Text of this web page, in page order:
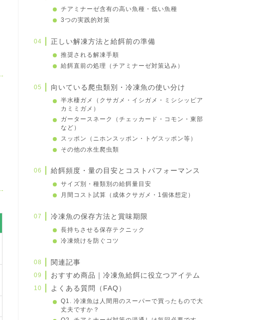
チアミナーゼ含有の高い魚種・低い魚種
3つの実践的対策
正しい解凍方法と給餌前の準備
推奨される解凍手順
給餌直前の処理（チアミナーゼ対策込み）
向いている爬虫類別・冷凍魚の使い分け
半水棲ガメ（クサガメ・イシガメ・ミシシッピア
カミミガメ）
ガータースネーク（チェッカード・コモン・東部
など）
スッポン（ニホンスッポン・トゲスッポン等）
その他の水生爬虫類
給餌頻度・量の目安とコストパフォーマンス
サイズ別・種類別の給餌量目安
月間コスト試算（成体クサガメ・1個体想定）
冷凍魚の保存方法と賞味期限
長持ちさせる保存テクニック
冷凍焼けを防ぐコツ
関連記事
おすすめ商品｜冷凍魚給餌に役立つアイテム
よくある質問（FAQ）
Q1. 冷凍魚は人間用のスーパーで買ったもので大
丈夫ですか？